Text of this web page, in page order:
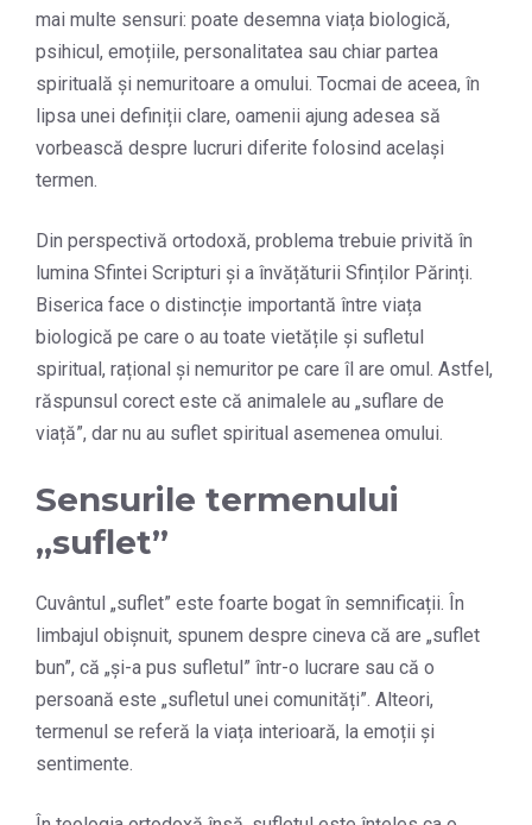
mai multe sensuri: poate desemna viața biologică,
psihicul, emoțiile, personalitatea sau chiar partea
spirituală și nemuritoare a omului. Tocmai de aceea, în
lipsa unei definiții clare, oamenii ajung adesea să
vorbească despre lucruri diferite folosind același
termen.
Din perspectivă ortodoxă, problema trebuie privită în
lumina Sfintei Scripturi și a învățăturii Sfinților Părinți.
Biserica face o distincție importantă între viața
biologică pe care o au toate vietățile și sufletul
spiritual, rațional și nemuritor pe care îl are omul. Astfel,
răspunsul corect este că animalele au „suflare de
viață”, dar nu au suflet spiritual asemenea omului.
Sensurile termenului
„suflet”
Cuvântul „suflet” este foarte bogat în semnificații. În
limbajul obișnuit, spunem despre cineva că are „suflet
bun”, că „și-a pus sufletul” într-o lucrare sau că o
persoană este „sufletul unei comunități”. Alteori,
termenul se referă la viața interioară, la emoții și
sentimente.